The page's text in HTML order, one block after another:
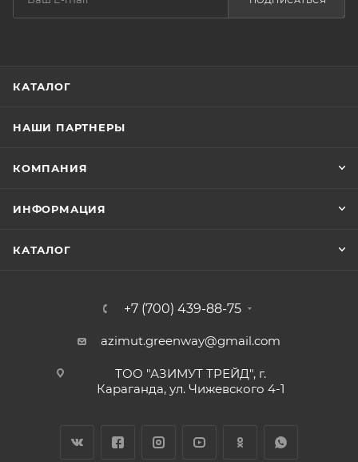
КАТАЛОГ
НАШИ ПАРТНЕРЫ
КОМПАНИЯ
ИНФОРМАЦИЯ
КАТАЛОГ
+7 (700) 439-88-75
azimut.greenway@gmail.com
ТОО "АЗИМУТ ТРЕЙД", г.
Караганда, ул. Чижевского 4-1